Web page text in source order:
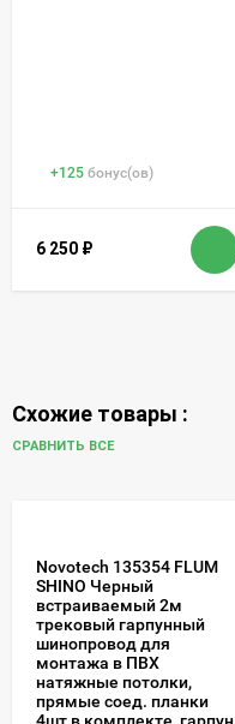
+125 бонус(ов)
6 250 ₽
Схожие товары :
СРАВНИТЬ ВСЕ
Novotech 135354 FLUM
SHINO Черный
встраиваемый 2м
трековый гарпунный
шинопровод для
монтажа в ПВХ
натяжные потолки,
прямые соед. планки
4шт в комплекте, гарпун